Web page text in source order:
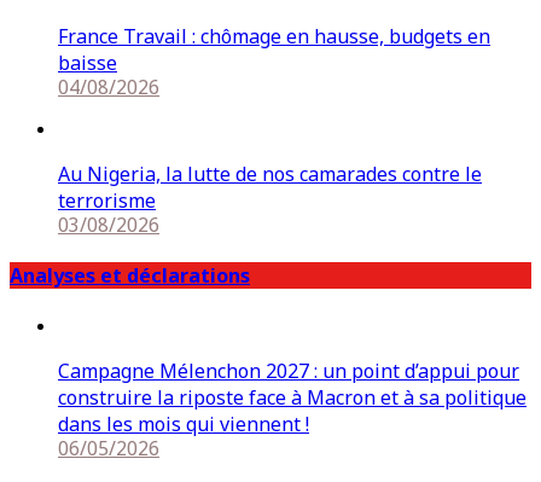
France Travail : chômage en hausse, budgets en
baisse
04/08/2026
Au Nigeria, la lutte de nos camarades contre le
terrorisme
03/08/2026
Analyses et déclarations
Campagne Mélenchon 2027 : un point d’appui pour
construire la riposte face à Macron et à sa politique
dans les mois qui viennent !
06/05/2026